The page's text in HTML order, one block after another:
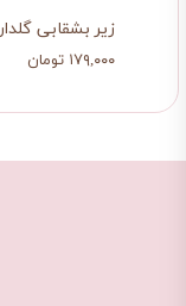
زیر بشقابی گلدار
۱۷۹,۰۰۰ تومان